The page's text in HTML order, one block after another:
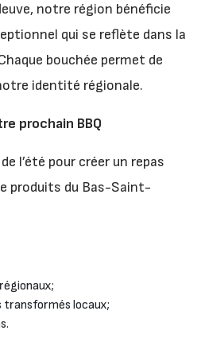
notre région bénéficie
qui se reflète dans la
bouchée permet de
identité régionale.
prochain BBQ
l’été pour créer un repas
produits du Bas-Saint-
locaux;